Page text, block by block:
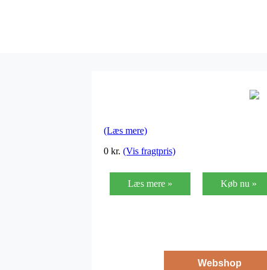
(Læs mere)
0 kr. (Vis fragtpris)
Læs mere » Køb nu »
Webshop